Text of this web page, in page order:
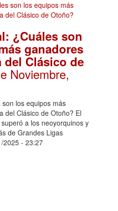
¿Cuáles son
ganadores
Clásico de
Noviembre,
los equipos más
del Clásico de Otoño? El
a los neoyorquinos y
de Grandes Ligas
2025 - 23:27